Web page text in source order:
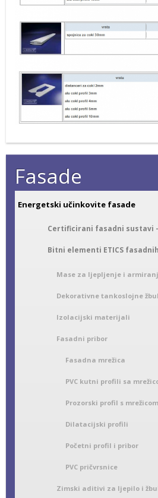
Fasade
Energetski učinkovite fasade
Certificirani fasadni sustavi -
Bitni elementi ETICS
Mase za ljepljenje i
Dekorativne tankoslojne
Izolacijski materijali
Fasadni pribor
Fasadna mrežica
PVC kutni profili sa
Prozorski profil s mrežicom
Dilatacijski profili
Početni profil i pribor
PVC pričvrsnice
Zimski aditivi za ljepilo i